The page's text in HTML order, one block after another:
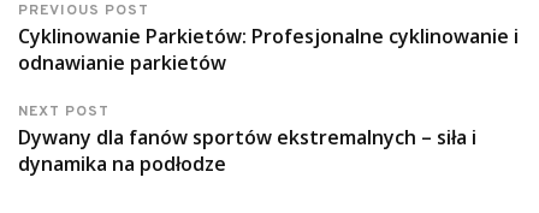
PREVIOUS POST
Cyklinowanie Parkietów: Profesjonalne cyklinowanie i
odnawianie parkietów
NEXT POST
Dywany dla fanów sportów ekstremalnych – siła i
dynamika na podłodze